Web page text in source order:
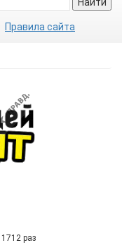
Правила сайта
1712 раз